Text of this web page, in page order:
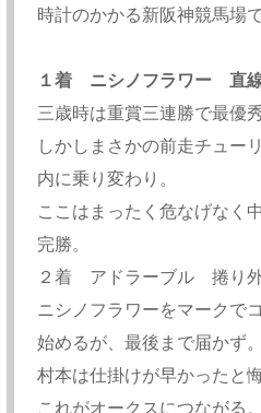
時計のかかる新阪神競馬場
１着 ニシノフラワー 直
三歳時は重賞三連勝で最優
しかしまさかの前走チュー
内に乗り変わり。
ここはまったく危なげなく
完勝。
２着 アドラーブル 捲り
ニシノフラワーをマークで
始めるが、最後まで届かず。
村本は仕掛けが早かったと悔
これがオークスにつながる。